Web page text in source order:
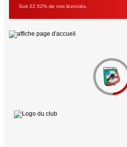
Soit 22.52% de nos licenciés.